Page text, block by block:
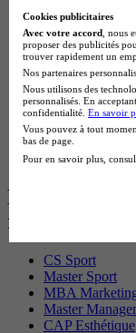
MSc Marketing
BTS Gpme en
Cap Electricien
BTS Gpn en
BTS
BAC Pro
BTS Sta en
BTS Iris en
BTS Tpl en
BTS Ati en
Les
recherchés
CS Sport
Master Sport
MBA
Master
CAP Esthétique
Cookies publicitaires
Avec votre accord , nous
proposer des publicités
trouver rapidement un
Nos partenaires
Nous utilisons des
personnalisés. En
confidentialité. En savoir
Vous pouvez à tout
bas de page.
Pour en savoir plus,